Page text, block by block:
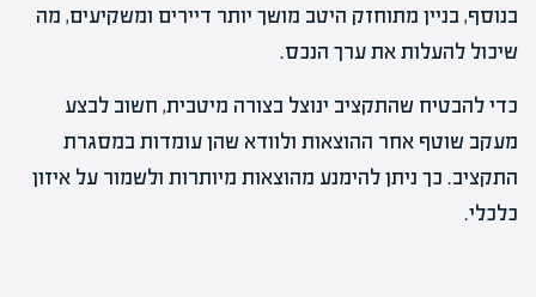
בנוסף, בניין מתוחזק היטב מושך יותר דיירים ומשקיעים, מה
שיכול להעלות את ערך הנכס.
כדי להבטיח שהתקציב ינוצל בצורה מיטבית, חשוב לבצע
מעקב שוטף אחר ההוצאות ולוודא שהן עומדות במסגרת
התקציב. כך ניתן להימנע מהוצאות מיותרות ולשמור על איזון
כלכלי.